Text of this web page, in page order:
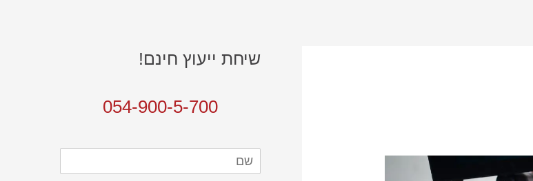
שיחת ייעוץ חינם!
054-900-5-700